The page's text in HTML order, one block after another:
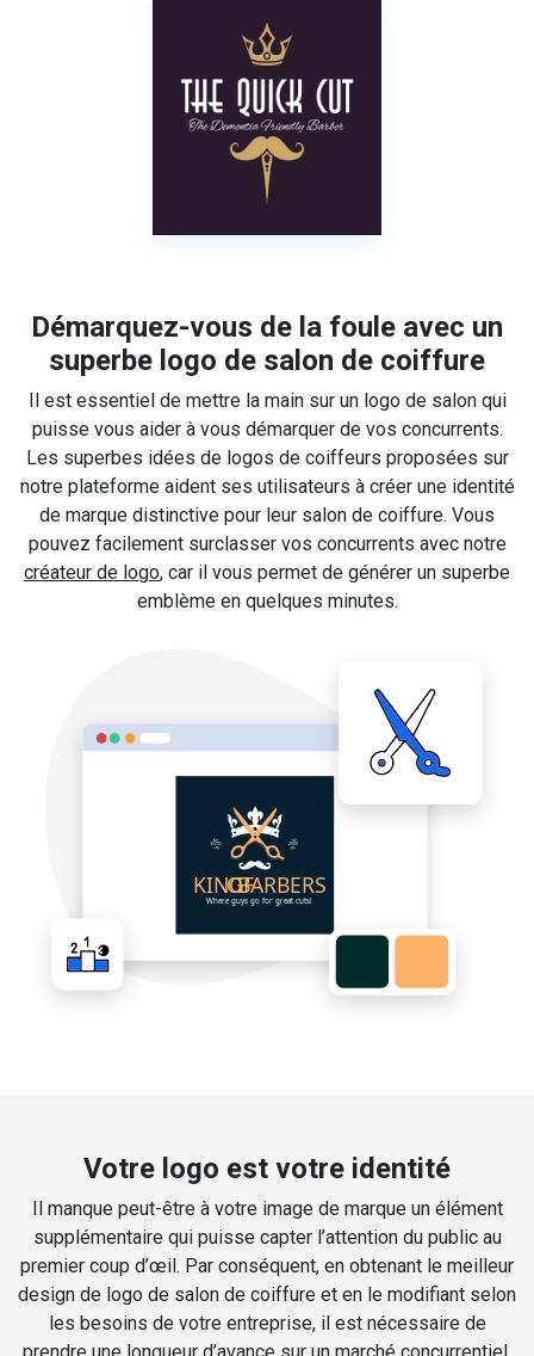
Démarquez-vous de la foule avec un
superbe logo de salon de coiffure
Il est essentiel de mettre la main sur un logo de salon qui
puisse vous aider à vous démarquer de vos concurrents.
Les superbes idées de logos de coiffeurs proposées sur
notre plateforme aident ses utilisateurs à créer une identité
de marque distinctive pour leur salon de coiffure. Vous
pouvez facilement surclasser vos concurrents avec notre
créateur de logo, car il vous permet de générer un superbe
emblème en quelques minutes.
Votre logo est votre identité
Il manque peut-être à votre image de marque un élément
supplémentaire qui puisse capter l’attention du public au
premier coup d’œil. Par conséquent, en obtenant le meilleur
design de logo de salon de coiffure et en le modifiant selon
les besoins de votre entreprise, il est nécessaire de